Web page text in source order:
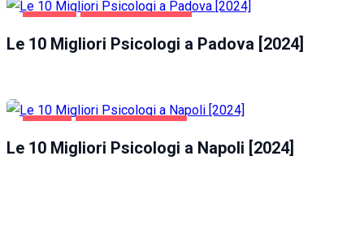
Le 10 Migliori Psicologi a Padova [2024]
Le 10 Migliori Psicologi a Napoli [2024]